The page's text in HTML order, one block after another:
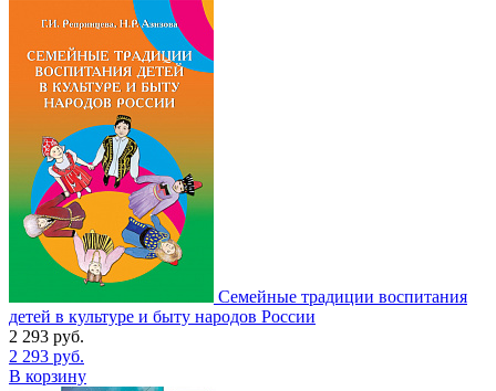
Семейные традиции воспитания
детей в культуре и быту народов России
2 293 руб.
2 293 руб.
В корзину